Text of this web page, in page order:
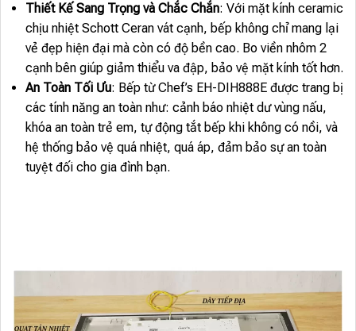
Thiết Kế Sang Trọng và Chắc Chắn: Với mặt kính ceramic
chịu nhiệt Schott Ceran vát cạnh, bếp không chỉ mang lại
vẻ đẹp hiện đại mà còn có độ bền cao. Bo viền nhôm 2
cạnh bên giúp giảm thiểu va đập, bảo vệ mặt kính tốt hơn.
An Toàn Tối Ưu: Bếp từ Chef’s EH-DIH888E được trang bị
các tính năng an toàn như: cảnh báo nhiệt dư vùng nấu,
khóa an toàn trẻ em, tự động tắt bếp khi không có nồi, và
hệ thống bảo vệ quá nhiệt, quá áp, đảm bảo sự an toàn
tuyệt đối cho gia đình bạn.